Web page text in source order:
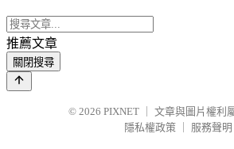
推薦文章
關閉搜尋
© 2026 PIXNET
文章與圖片權利
隱私權政策
服務聲明